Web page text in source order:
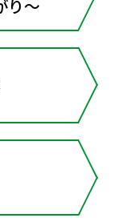
り～